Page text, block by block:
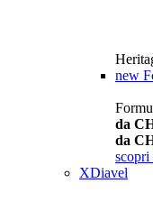
new
da
da
scopri
XDiavel